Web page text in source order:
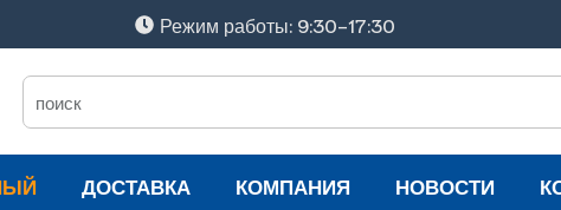
Режим работы: 9:30-17:30
ДОСТАВКА КОМПАНИЯ НОВОСТИ